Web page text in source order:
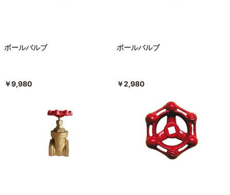
ボールバルブ
￥9,980
ボールバルブ
￥2,980